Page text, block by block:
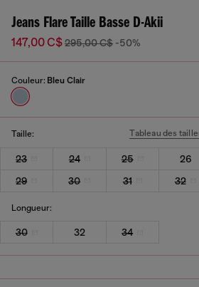
Jeans Flare Taille Basse D-Akii
147,00 C$295,00 C$ -50%
Couleur: Bleu Clair
Taille: Tableau des
23 24 25 26
29
30 31 32
Longueur:
30 32 34